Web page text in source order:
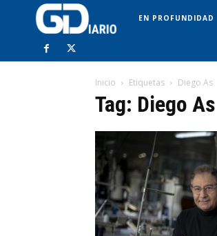
EN PROFUNDIDAD
Inicio Etiquetas Diego As
Tag: Diego As